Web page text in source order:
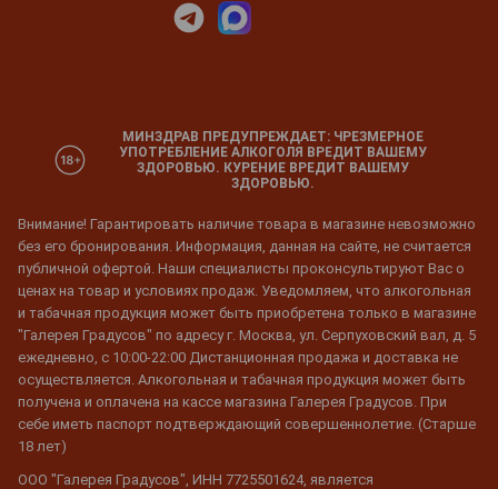
МИНЗДРАВ ПРЕДУПРЕЖДАЕТ: ЧРЕЗМЕРНОЕ
УПОТРЕБЛЕНИЕ АЛКОГОЛЯ ВРЕДИТ ВАШЕМУ
ЗДОРОВЬЮ. КУРЕНИЕ ВРЕДИТ ВАШЕМУ
ЗДОРОВЬЮ.
Внимание! Гарантировать наличие товара в магазине невозможно
без его бронирования. Информация, данная на сайте, не считается
публичной офертой. Наши специалисты проконсультируют Вас о
ценах на товар и условиях продаж. Уведомляем, что алкогольная
и табачная продукция может быть приобретена только в магазине
"Галерея Градусов" по адресу г. Москва, ул. Серпуховский вал, д. 5
ежедневно, с 10:00-22:00 Дистанционная продажа и доставка не
осуществляется. Алкогольная и табачная продукция может быть
получена и оплачена на кассе магазина Галерея Градусов. При
себе иметь паспорт подтверждающий совершеннолетие. (Старше
18 лет)
ООО "Галерея Градусов", ИНН 7725501624, является